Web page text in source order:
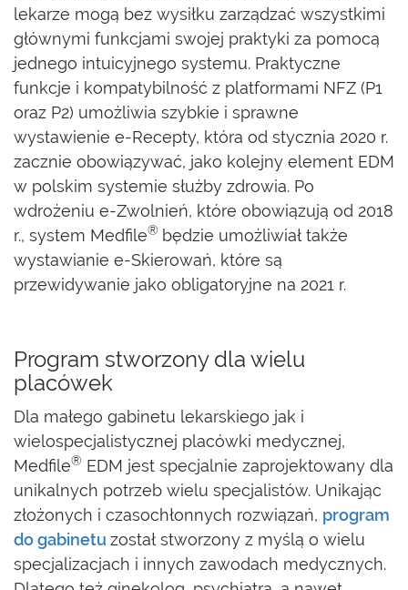
lekarze mogą bez wysiłku zarządzać wszystkimi
głównymi funkcjami swojej praktyki za pomocą
jednego intuicyjnego systemu. Praktyczne
funkcje i kompatybilność z platformami NFZ (P1
oraz P2) umożliwia szybkie i sprawne
wystawienie e-Recepty, która od stycznia 2020 r.
zacznie obowiązywać, jako kolejny element EDM
w polskim systemie służby zdrowia. Po
wdrożeniu e-Zwolnień, które obowiązują od 2018
r., system Medfile® będzie umożliwiał także
wystawianie e-Skierowań, które są
przewidywanie jako obligatoryjne na 2021 r.
Program stworzony dla wielu
placówek
Dla małego gabinetu lekarskiego jak i
wielospecjalistycznej placówki medycznej,
Medfile® EDM jest specjalnie zaprojektowany dla
unikalnych potrzeb wielu specjalistów. Unikając
złożonych i czasochłonnych rozwiązań, program
do gabinetuzostał stworzony z myślą o wielu
specjalizacjach i innych zawodach medycznych.